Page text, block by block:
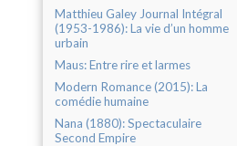
Matthieu Galey Journal Intégral
(1953-1986): La vie d’un homme
urbain
Maus: Entre rire et larmes
Modern Romance (2015): La
comédie humaine
Nana (1880): Spectaculaire
Second Empire